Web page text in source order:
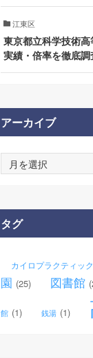
江東区
東京都立科学技術
実績・倍率を徹底調
アーカイブ
ー
ブ
タグ
カイロプラクティック
園 (25) 図書館
館 (1) 銭湯 (1)